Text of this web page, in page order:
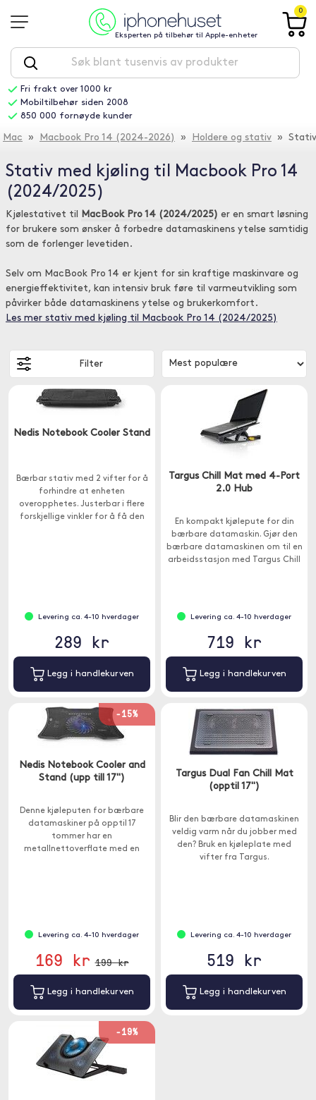
Eksperten på tilbehør til Apple-enheter
0
Fri frakt over 1000 kr
Mobiltilbehør siden 2008
850 000 fornøyde kunder
Mac » Macbook Pro 14 (2024-2026) » Holdere og stativ » Stativ
Stativ med kjøling til Macbook Pro 14
(2024/2025)
Kjølestativet til MacBook Pro 14 (2024/2025) er en smart løsning
for brukere som ønsker å forbedre datamaskinens ytelse samtidig
som de forlenger levetiden.
Selv om MacBook Pro 14 er kjent for sin kraftige maskinvare og
energieffektivitet, kan intensiv bruk føre til varmeutvikling som
påvirker både datamaskinens ytelse og brukerkomfort.
Les mer stativ med kjøling til Macbook Pro 14 (2024/2025)
Filter
Nedis Notebook Cooler Stand
Bærbar stativ med 2 vifter for å
forhindre at enheten
overopphetes. Justerbar i flere
forskjellige vinkler for å få den
Levering ca. 4-10 hverdager
289 kr
Legg i handlekurven
Targus Chill Mat med 4-Port
2.0 Hub
En kompakt kjølepute for din
bærbare datamaskin. Gjør den
bærbare datamaskinen om til en
arbeidsstasjon med Targus Chill
Levering ca. 4-10 hverdager
719 kr
Legg i handlekurven
-15%
Nedis Notebook Cooler and
Stand (upp till 17")
Denne kjøleputen for bærbare
datamaskiner på opptil 17
tommer har en
metallnettoverflate med en
Levering ca. 4-10 hverdager
169 kr 199 kr
Legg i handlekurven
Targus Dual Fan Chill Mat
(opptil 17")
Blir den bærbare datamaskinen
veldig varm når du jobber med
den? Bruk en kjøleplate med
vifter fra Targus.
Levering ca. 4-10 hverdager
519 kr
Legg i handlekurven
-19%